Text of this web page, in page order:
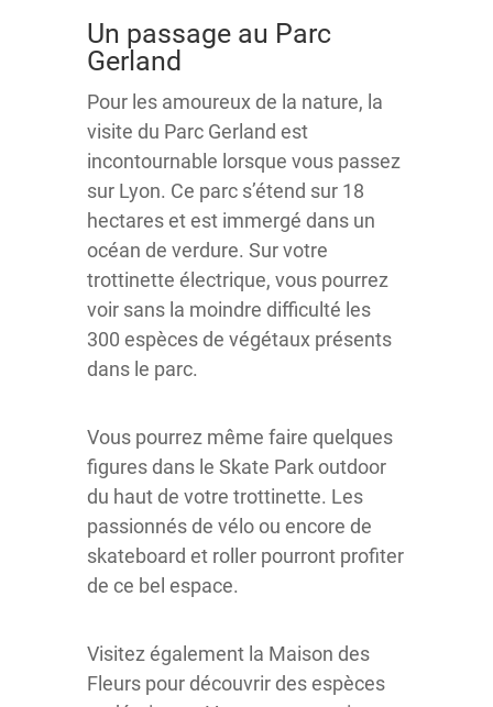
Un passage au Parc
Gerland
Pour les amoureux de la nature, la
visite du Parc Gerland est
incontournable lorsque vous passez
sur Lyon. Ce parc s’étend sur 18
hectares et est immergé dans un
océan de verdure. Sur votre
trottinette électrique, vous pourrez
voir sans la moindre difficulté les
300 espèces de végétaux présents
dans le parc.
Vous pourrez même faire quelques
figures dans le Skate Park outdoor
du haut de votre trottinette. Les
passionnés de vélo ou encore de
skateboard et roller pourront profiter
de ce bel espace.
Visitez également la Maison des
Fleurs pour découvrir des espèces